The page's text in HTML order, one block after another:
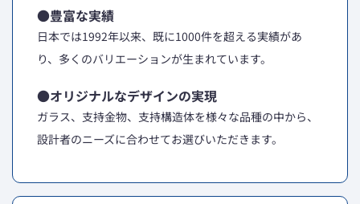
●豊富な実績
日本では1992年以来、既に1000件を超える実績があ
り、多くのバリエーションが生まれています。
●オリジナルなデザインの実現
ガラス、支持金物、支持構造体を様々な品種の中から、
設計者のニーズに合わせてお選びいただきます。